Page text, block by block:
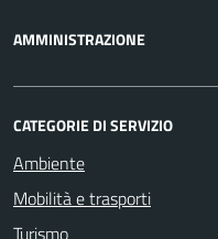
AMMINISTRAZIONE
CATEGORIE DI SERVIZIO
Ambiente
Mobilità e trasporti
Turismo